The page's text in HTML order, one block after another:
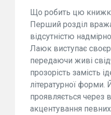
Що робить цю
Перший розділ
відсутністю
Лаюк виступає
передаючи живі
прозорість замість
літературної форми.
проявляється через
акцентування